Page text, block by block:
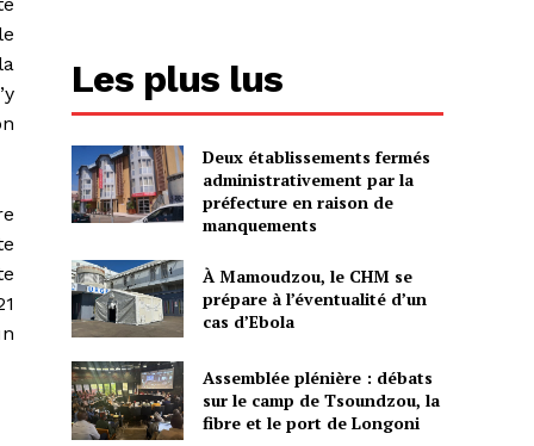
Les plus lus
Deux établissements fermés
administrativement par la
préfecture en raison de
manquements
À Mamoudzou, le CHM se
prépare à l’éventualité d’un
cas d’Ebola
Assemblée plénière : débats
sur le camp de Tsoundzou, la
fibre et le port de Longoni